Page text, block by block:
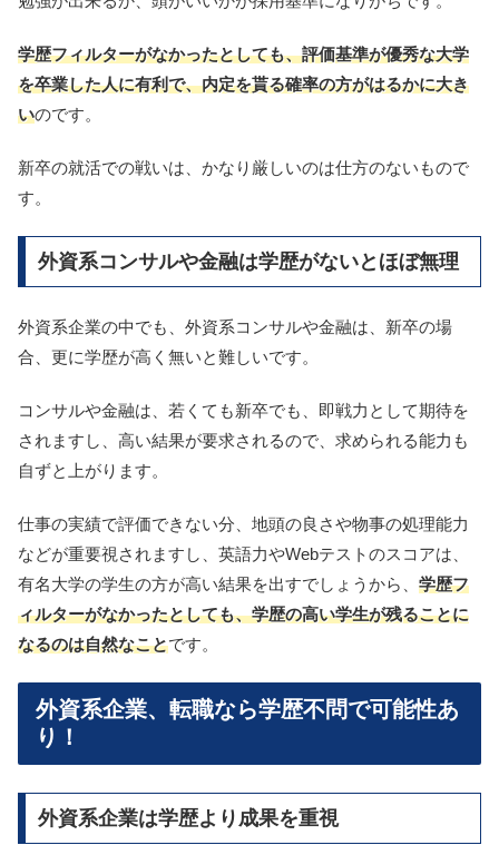
学歴フィルターがなかったとしても、評価基準が優秀な大学
を卒業した人に有利で、内定を貰る確率の方がはるかに大き
いのです。
新卒の就活での戦いは、かなり厳しいのは仕方のないもので
す。
外資系コンサルや金融は学歴がないとほぼ無理
外資系企業の中でも、外資系コンサルや金融は、新卒の場
合、更に学歴が高く無いと難しいです。
コンサルや金融は、若くても新卒でも、即戦力として期待を
されますし、高い結果が要求されるので、求められる能力も
自ずと上がります。
仕事の実績で評価できない分、地頭の良さや物事の処理能力
などが重要視されますし、英語力やWebテストのスコアは、
有名大学の学生の方が高い結果を出すでしょうから、 学歴フ
ィルターがなかったとしても、学歴の高い学生が残ることに
なるのは自然なことです。
外資系企業、転職なら学歴不問で可能性あ
り！
外資系企業は学歴より成果を重視